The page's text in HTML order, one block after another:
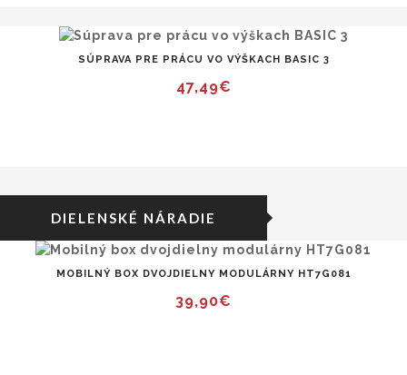
SÚPRAVA PRE PRÁCU VO VÝŠKACH BASIC 3
47,49€
DIELENSKÉ NÁRADIE
MOBILNÝ BOX DVOJDIELNY MODULÁRNY HT7G081
39,90€